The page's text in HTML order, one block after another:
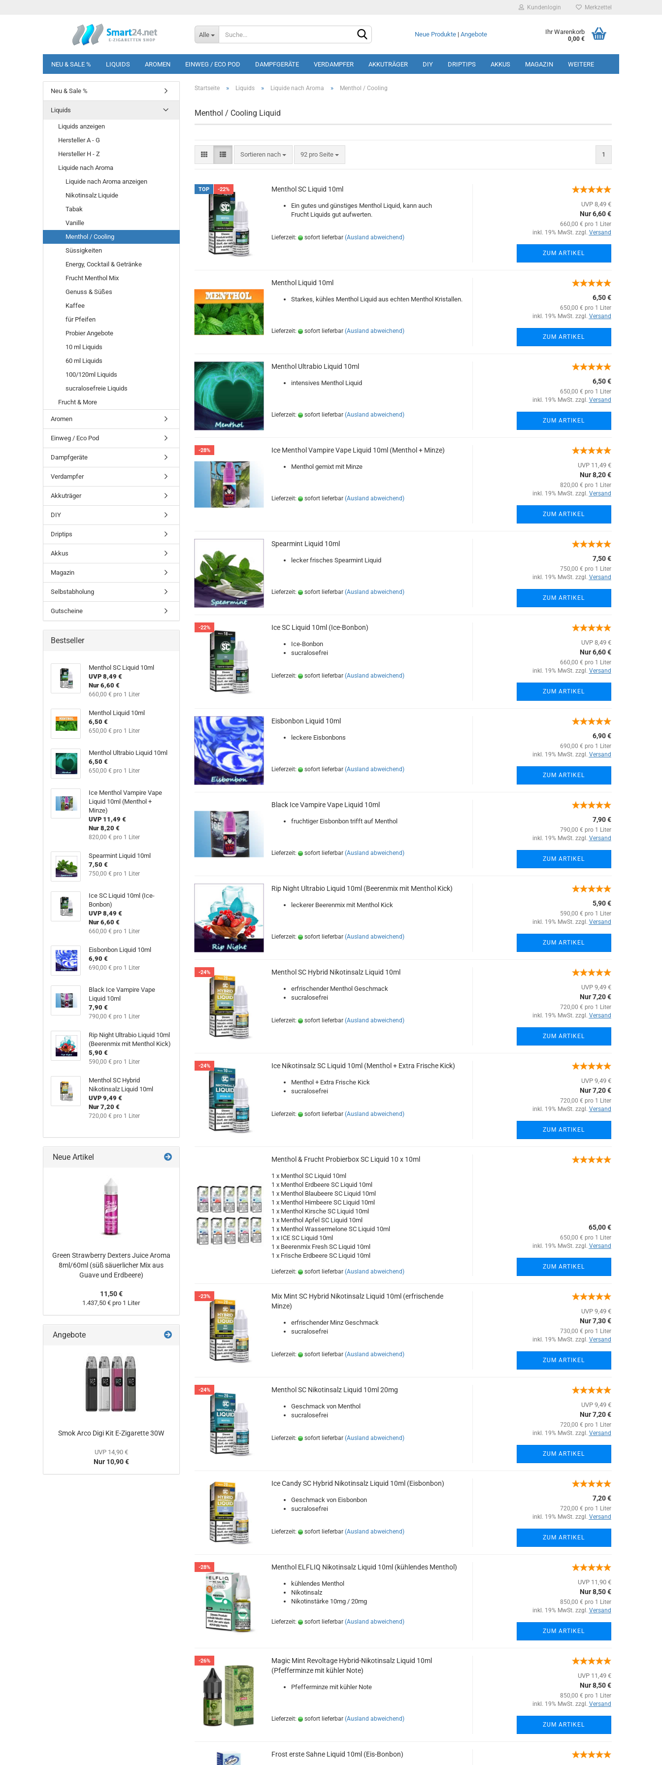
Kundenlogin
Konto erstellen
Merkzettel
Alle Neue Produkte |Angebote Ihr Warenkorb
0,00 €
NEU & SALE % LIQUIDS AROMEN EINWEG / ECO POD DAMPFGERÄTE VERDAMPFER AKKUTRÄGER DIY DRIPTIPS AKKUS MAGAZIN WEITERE
Startseite » Liquids » Liquide nach Aroma » Menthol / Cooling
Menthol / Cooling Liquid
Sortieren nach 92 pro Seite 1
TOP -22% Menthol SC Liquid 10ml
Ein gutes und günstiges Menthol Liquid, kann auch
Frucht Liquids gut aufwerten.
Lieferzeit: sofort lieferbar (Ausland abweichend)
UVP 8,49 €
Nur 6,60 €
660,00 € pro 1 Liter
inkl. 19% MwSt. zzgl. Versand
ZUM ARTIKEL
Menthol Liquid 10ml
Starkes, kühles Menthol Liquid aus echten Menthol Kristallen.
Lieferzeit: sofort lieferbar (Ausland abweichend)
6,50 €
650,00 € pro 1 Liter
inkl. 19% MwSt. zzgl. Versand
ZUM ARTIKEL
Menthol Ultrabio Liquid 10ml
intensives Menthol Liquid
Lieferzeit: sofort lieferbar (Ausland abweichend)
6,50 €
650,00 € pro 1 Liter
inkl. 19% MwSt. zzgl. Versand
ZUM ARTIKEL
-28% Ice Menthol Vampire Vape Liquid 10ml (Menthol + Minze)
Menthol gemixt mit Minze
Lieferzeit: sofort lieferbar (Ausland abweichend)
UVP 11,49 €
Nur 8,20 €
820,00 € pro 1 Liter
inkl. 19% MwSt. zzgl. Versand
ZUM ARTIKEL
Spearmint Liquid 10ml
lecker frisches Spearmint Liquid
Lieferzeit: sofort lieferbar (Ausland abweichend)
7,50 €
750,00 € pro 1 Liter
inkl. 19% MwSt. zzgl. Versand
ZUM ARTIKEL
-22% Ice SC Liquid 10ml (Ice-Bonbon)
Ice-Bonbon
sucralosefrei
Lieferzeit: sofort lieferbar (Ausland abweichend)
UVP 8,49 €
Nur 6,60 €
660,00 € pro 1 Liter
inkl. 19% MwSt. zzgl. Versand
ZUM ARTIKEL
Eisbonbon Liquid 10ml
leckere Eisbonbons
Lieferzeit: sofort lieferbar (Ausland abweichend)
6,90 €
690,00 € pro 1 Liter
inkl. 19% MwSt. zzgl. Versand
ZUM ARTIKEL
Black Ice Vampire Vape Liquid 10ml
fruchtiger Eisbonbon trifft auf Menthol
Lieferzeit: sofort lieferbar (Ausland abweichend)
7,90 €
790,00 € pro 1 Liter
inkl. 19% MwSt. zzgl. Versand
ZUM ARTIKEL
Rip Night Ultrabio Liquid 10ml (Beerenmix mit Menthol Kick)
leckerer Beerenmix mit Menthol Kick
Lieferzeit: sofort lieferbar (Ausland abweichend)
5,90 €
590,00 € pro 1 Liter
inkl. 19% MwSt. zzgl. Versand
ZUM ARTIKEL
-24% Menthol SC Hybrid Nikotinsalz Liquid 10ml
erfrischender Menthol Geschmack
sucralosefrei
Lieferzeit: sofort lieferbar (Ausland abweichend)
UVP 9,49 €
Nur 7,20 €
720,00 € pro 1 Liter
inkl. 19% MwSt. zzgl. Versand
ZUM ARTIKEL
-24% Ice Nikotinsalz SC Liquid 10ml (Menthol + Extra Frische Kick)
Menthol + Extra Frische Kick
sucralosefrei
Lieferzeit: sofort lieferbar (Ausland abweichend)
UVP 9,49 €
Nur 7,20 €
720,00 € pro 1 Liter
inkl. 19% MwSt. zzgl. Versand
ZUM ARTIKEL
Menthol & Frucht Probierbox SC Liquid 10 x 10ml
1 x Menthol SC Liquid 10ml
1 x Menthol Erdbeere SC Liquid 10ml
1 x Menthol Blaubeere SC Liquid 10ml
1 x Menthol Himbeere SC Liquid 10ml
1 x Menthol Kirsche SC Liquid 10ml
1 x Menthol Apfel SC Liquid 10ml
1 x Menthol Wassermelone SC Liquid 10ml
1 x ICE SC Liquid 10ml
1 x Beerenmix Fresh SC Liquid 10ml
1 x Frische Erdbeere SC Liquid 10ml
Lieferzeit: sofort lieferbar (Ausland abweichend)
65,00 €
650,00 € pro 1 Liter
inkl. 19% MwSt. zzgl. Versand
ZUM ARTIKEL
-23%
Mix Mint SC Hybrid Nikotinsalz Liquid 10ml (erfrischende
Minze)
erfrischender Minz Geschmack
sucralosefrei
Lieferzeit: sofort lieferbar (Ausland abweichend)
UVP 9,49 €
Nur 7,30 €
730,00 € pro 1 Liter
inkl. 19% MwSt. zzgl. Versand
ZUM ARTIKEL
-24% Menthol SC Nikotinsalz Liquid 10ml 20mg
Geschmack von Menthol
sucralosefrei
Lieferzeit: sofort lieferbar (Ausland abweichend)
UVP 9,49 €
Nur 7,20 €
720,00 € pro 1 Liter
inkl. 19% MwSt. zzgl. Versand
ZUM ARTIKEL
Ice Candy SC Hybrid Nikotinsalz Liquid 10ml (Eisbonbon)
Geschmack von Eisbonbon
sucralosefrei
Lieferzeit: sofort lieferbar (Ausland abweichend)
7,20 €
720,00 € pro 1 Liter
inkl. 19% MwSt. zzgl. Versand
ZUM ARTIKEL
-28% Menthol ELFLIQ Nikotinsalz Liquid 10ml (kühlendes Menthol)
kühlendes Menthol
Nikotinsalz
Nikotinstärke 10mg / 20mg
Lieferzeit: sofort lieferbar (Ausland abweichend)
UVP 11,90 €
Nur 8,50 €
850,00 € pro 1 Liter
inkl. 19% MwSt. zzgl. Versand
ZUM ARTIKEL
-26%
Magic Mint Revoltage Hybrid-Nikotinsalz Liquid 10ml
(Pfefferminze mit kühler Note)
Pfefferminze mit kühler Note
Lieferzeit: sofort lieferbar (Ausland abweichend)
UVP 11,49 €
Nur 8,50 €
850,00 € pro 1 Liter
inkl. 19% MwSt. zzgl. Versand
ZUM ARTIKEL
Frost erste Sahne Liquid 10ml (Eis-Bonbon)
Neu & Sale %
Liquids
Liquids anzeigen
Hersteller A - G
Hersteller H - Z
Liquide nach Aroma
Liquide nach Aroma anzeigen
Nikotinsalz Liquide
Tabak
Vanille
Menthol / Cooling
Süssigkeiten
Energy, Cocktail & Getränke
Frucht Menthol Mix
Genuss & Süßes
Kaffee
für Pfeifen
Probier Angebote
10 ml Liquids
60 ml Liquids
100/120ml Liquids
sucralosefreie Liquids
Frucht & More
Aromen
Einweg / Eco Pod
Dampfgeräte
Verdampfer
Akkuträger
DIY
Driptips
Akkus
Magazin
Selbstabholung
Gutscheine
Bestseller
Menthol SC Liquid 10ml
UVP 8,49 €
Nur 6,60 €
660,00 € pro 1 Liter
Menthol Liquid 10ml
6,50 €
650,00 € pro 1 Liter
Menthol Ultrabio Liquid 10ml
6,50 €
650,00 € pro 1 Liter
Ice Menthol Vampire Vape
Liquid 10ml (Menthol +
Minze)
UVP 11,49 €
Nur 8,20 €
820,00 € pro 1 Liter
Spearmint Liquid 10ml
7,50 €
750,00 € pro 1 Liter
Ice SC Liquid 10ml (Ice-
Bonbon)
UVP 8,49 €
Nur 6,60 €
660,00 € pro 1 Liter
Eisbonbon Liquid 10ml
6,90 €
690,00 € pro 1 Liter
Black Ice Vampire Vape
Liquid 10ml
7,90 €
790,00 € pro 1 Liter
Rip Night Ultrabio Liquid 10ml
(Beerenmix mit Menthol Kick)
5,90 €
590,00 € pro 1 Liter
Menthol SC Hybrid
Nikotinsalz Liquid 10ml
UVP 9,49 €
Nur 7,20 €
720,00 € pro 1 Liter
Neue Artikel
Green Strawberry Dexters Juice Aroma
8ml/60ml (süß säuerlicher Mix aus
Guave und Erdbeere)
11,50 €
1.437,50 € pro 1 Liter
Angebote
Smok Arco Digi Kit E-Zigarette 30W
UVP 14,90 €
Nur 10,90 €